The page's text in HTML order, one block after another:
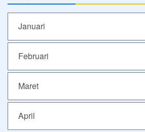
Januari
Februari
Maret
April